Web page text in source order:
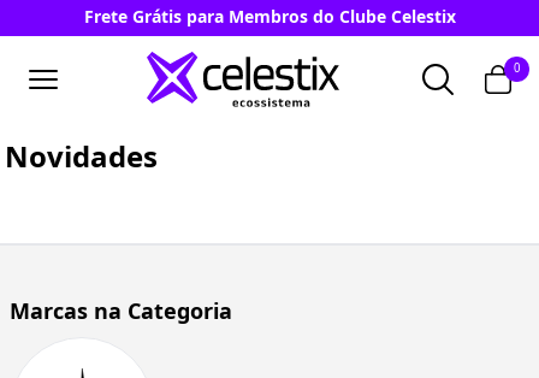
Frete Grátis para Membros do Clube Celestix
0
Novidades
Marcas na Categoria